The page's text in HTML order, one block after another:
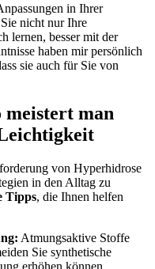
‌in Ihrer
nicht‌ nur Ihre
lernen,‌ besser mit der
haben mir​ persönlich
sie auch für Sie von⁣
man
von ‌Hyperhidrose
⁢in den Alltag zu
Tipps, ⁢die ‍Ihnen helfen
Atmungsaktive⁣ Stoffe
Sie synthetische
erhöhen können.